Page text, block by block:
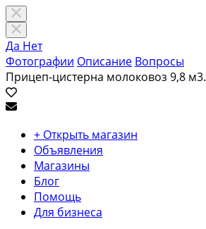
Да Нет
Фотографии Описание Вопросы
Прицеп-цистерна молоковоз 9,8 м3.
+ Открыть магазин
Объявления
Магазины
Блог
Помощь
Для бизнеса